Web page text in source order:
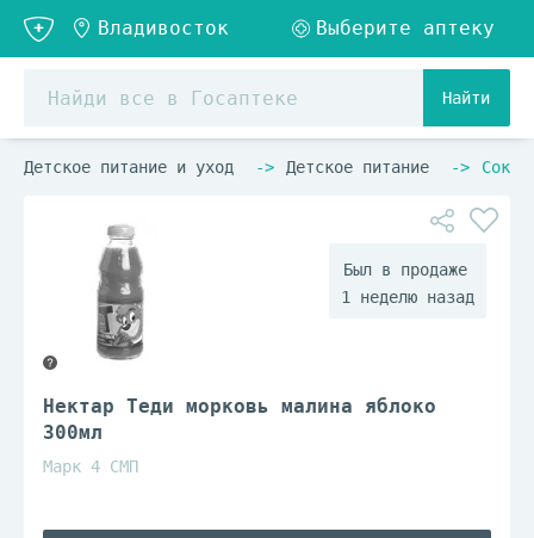
Найти
Детское питание и уход Детское питание Сок,
Нектар Теди морковь малина яблоко
300мл
Марк 4 СМП
1 неделю назад